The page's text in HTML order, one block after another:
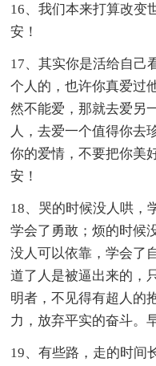
16、我们本来打算改变
安！
17、其实你是活给自己
个人的，也许你真爱过
然不能爱，那就去爱另
人，去爱一个值得你去
你的爱情，不要把你美
安！
18、哭的时候没人哄，
学会了勇敢；烦的时候
没人可以依靠，学会了
道了人是被逼出来的，
明者，不见得有超人的
力，放弃平实的奋斗。
19、有些路，走的时间